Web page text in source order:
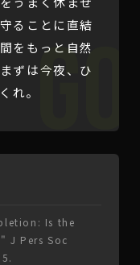
ることに直結
をもっと自然
ずは今夜、ひ
れ。
Is the
J Pers Soc